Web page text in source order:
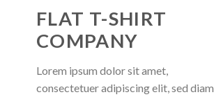
FLAT T-SHIRT
COMPANY
Lorem ipsum dolor sit amet,
consectetuer adipiscing elit, sed diam